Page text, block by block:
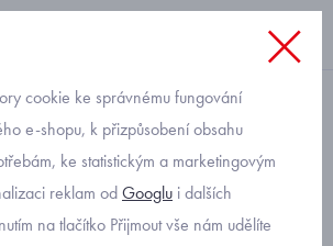
šaty s
Mayoral
cookie ke správnému fungování
e-shopu, k přizpůsobení obsahu
ke statistickým a marketingovým
reklam odGooglu i dalších
na tlačítko Přijmout vše nám udělíte